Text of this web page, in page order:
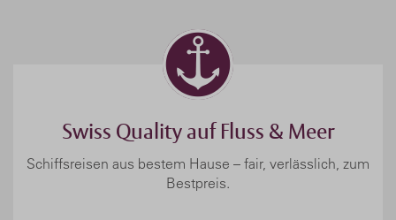
Swiss Quality auf Fluss & Meer
Schiffsreisen aus bestem Hause – fair, verlässlich, zum
Bestpreis.